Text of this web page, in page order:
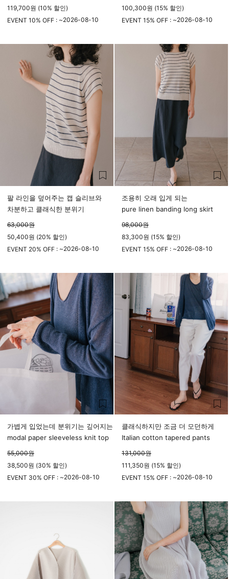
119,700원 (10% 할인)
EVENT 10% OFF : ~2026-08-10
100,300원 (15% 할인)
EVENT 15% OFF : ~2026-08-10
팔 라인을 덮어주는 캡 슬리브와
차분하고 클래식한 분위기
63,000원
50,400원 (20% 할인)
EVENT 20% OFF : ~2026-08-10
조용히 오래 입게 되는
pure linen banding long skirt
98,000원
83,300원 (15% 할인)
EVENT 15% OFF : ~2026-08-10
가볍게 입었는데 분위기는 깊어지는
modal paper sleeveless knit top
55,000원
38,500원 (30% 할인)
EVENT 30% OFF : ~2026-08-10
클래식하지만 조금 더 모던하게
Italian cotton tapered pants
131,000원
111,350원 (15% 할인)
EVENT 15% OFF : ~2026-08-10